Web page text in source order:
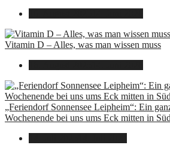
Vitamin D – Alles, was man wissen muss
„Feriendorf Sonnensee Leipheim“: Ein
Wochenende bei uns ums Eck mitten in